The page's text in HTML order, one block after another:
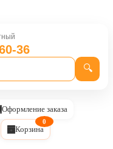
36
🔍
Оформление заказа
Корзина
0